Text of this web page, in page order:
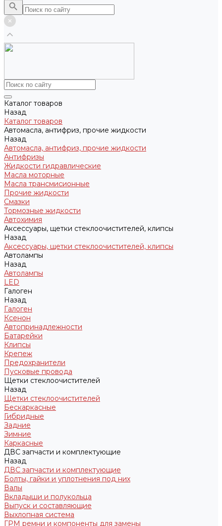
Каталог товаров
Назад
Каталог товаров
Автомасла, антифриз, прочие жидкости
Назад
Автомасла, антифриз, прочие жидкости
Антифризы
Жидкости гидравлические
Масла моторные
Масла трансмисионные
Прочие жидкости
Смазки
Тормозные жидкости
Автохимия
Аксессуары, щетки стеклоочистителей, клипсы
Назад
Аксессуары, щетки стеклоочистителей, клипсы
Автолампы
Назад
Автолампы
LED
Галоген
Назад
Галоген
Ксенон
Автопринадлежности
Батарейки
Клипсы
Крепеж
Предохранители
Пусковые провода
Щетки стеклоочистителей
Назад
Щетки стеклоочистителей
Бескаркасные
Гибридные
Задние
Зимние
Каркасные
ДВС запчасти и комплектующие
Назад
ДВС запчасти и комплектующие
Болты, гайки и уплотнения под них
Валы
Вкладыши и полукольца
Выпуск и составляющие
Выхлопная система
ГРМ ремни и компоненты для замены